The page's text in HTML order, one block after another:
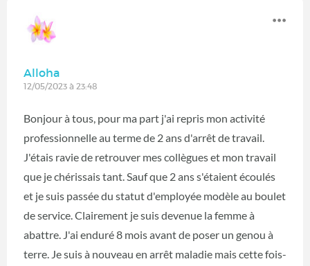
Alloha
12/05/2023 à 23:48
Bonjour à tous, pour ma part j'ai repris mon activité
professionnelle au terme de 2 ans d'arrêt de travail.
J'étais ravie de retrouver mes collègues et mon travail
que je chérissais tant. Sauf que 2 ans s'étaient écoulés
et je suis passée du statut d'employée modèle au boulet
de service. Clairement je suis devenue la femme à
abattre. J'ai enduré 8 mois avant de poser un genou à
terre. Je suis à nouveau en arrêt maladie mais cette fois-